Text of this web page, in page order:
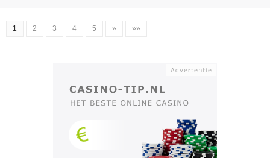
1 2 3 4 5 » »»